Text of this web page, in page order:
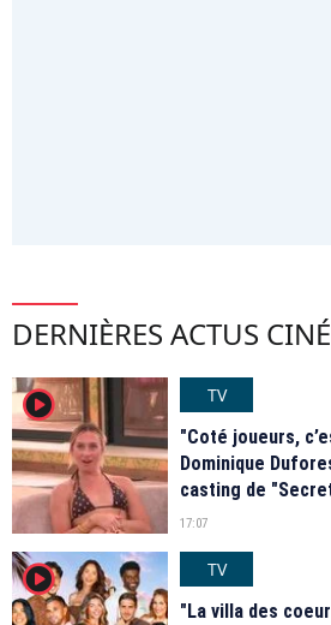
DERNIÈRES ACTUS
player2
TV
"Coté joueurs,
Dominique
casting de
17:07
player2
TV
"La villa des